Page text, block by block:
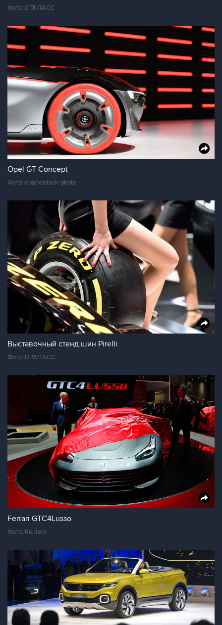
Фото: CTK/ТАСС
Opel GT Concept
Фото: epa/vostock-photo
Выставочный стенд шин Pirelli
Фото: DPA/ТАСС
Ferrari GTC4Lusso
Фото: Reuters